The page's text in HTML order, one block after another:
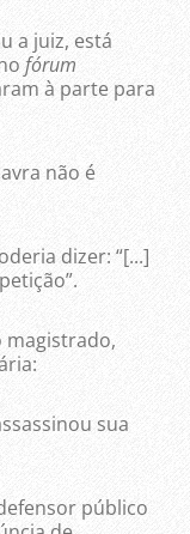
a juiz, está
fórum
à parte para
não é
dizer: “[...]
magistrado,
sua
público